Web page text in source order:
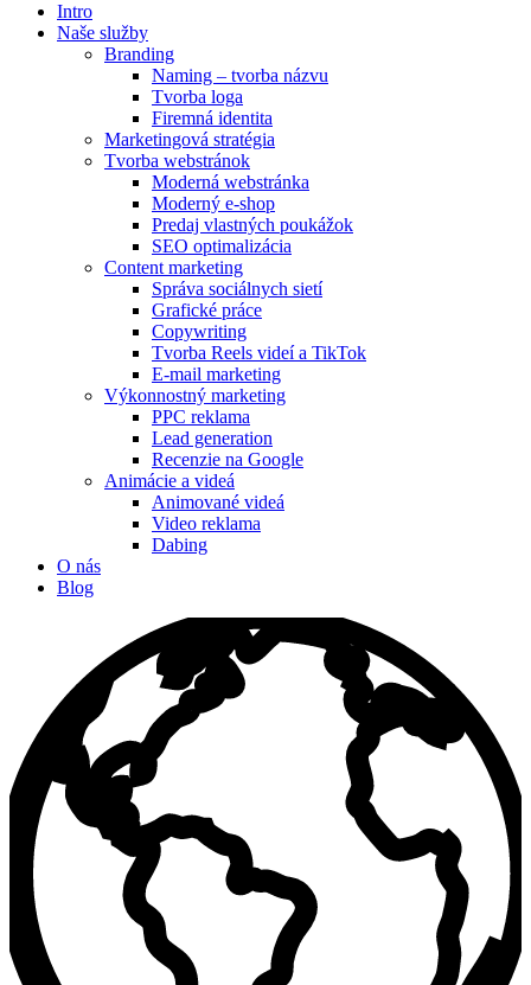
Intro
Naše služby
Branding
Naming – tvorba názvu
Tvorba loga
Firemná identita
Marketingová stratégia
Tvorba webstránok
Moderná webstránka
Moderný e-shop
Predaj vlastných poukážok
SEO optimalizácia
Content marketing
Správa sociálnych sietí
Grafické práce
Copywriting
Tvorba Reels videí a TikTok
E-mail marketing
Výkonnostný marketing
PPC reklama
Lead generation
Recenzie na Google
Animácie a videá
Animované videá
Video reklama
Dabing
O nás
Blog